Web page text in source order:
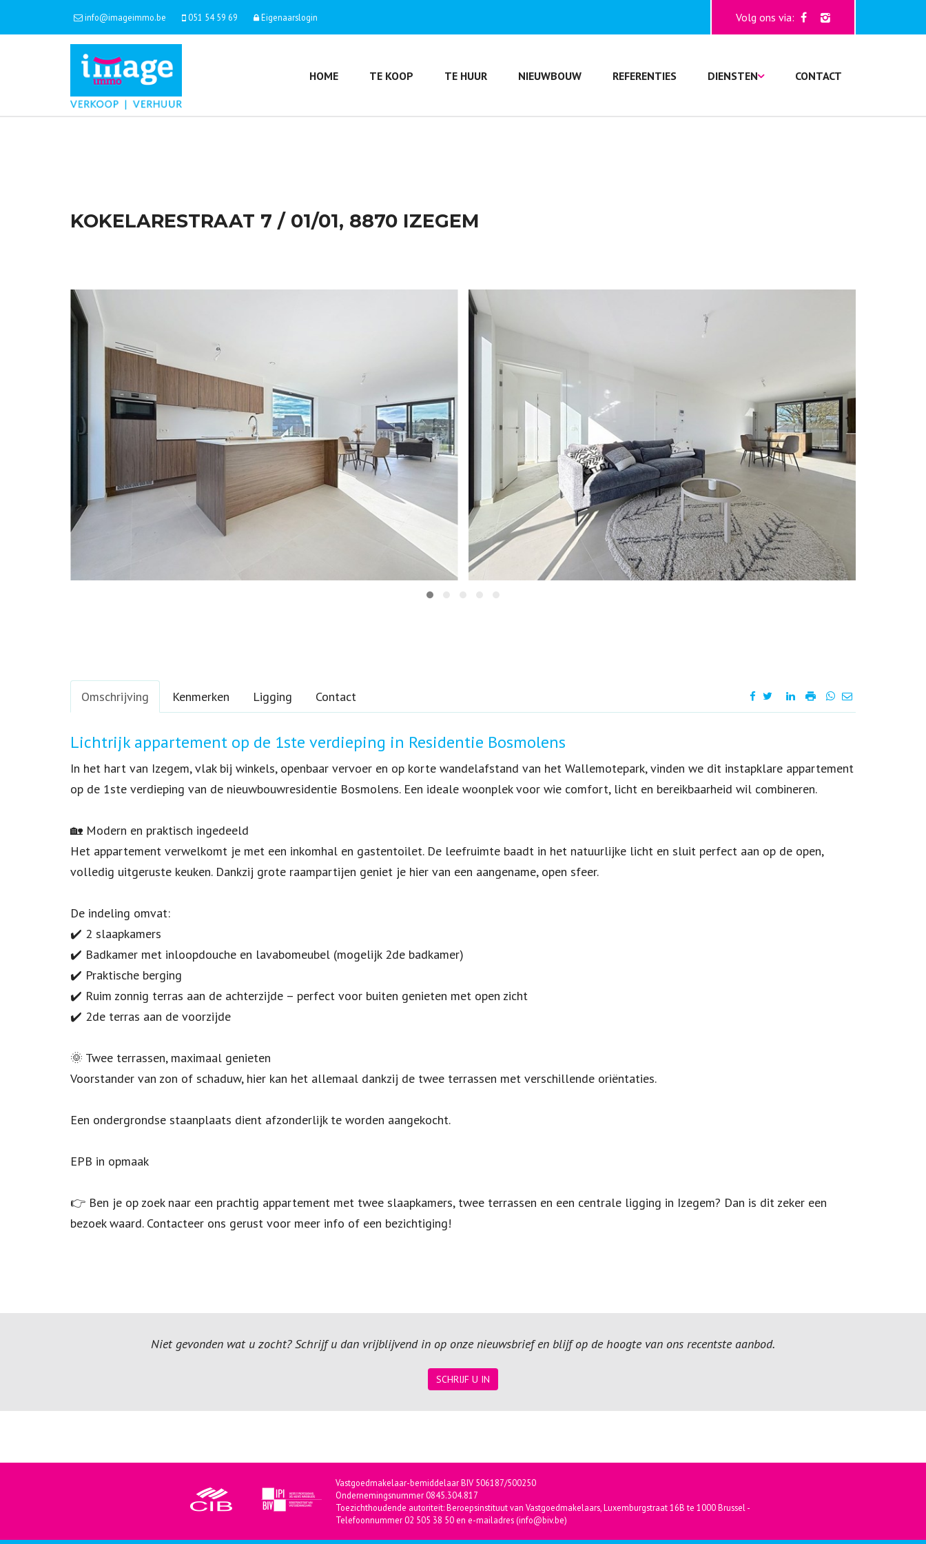
info@imageimmo.be 051 54 59 69 Eigenaarslogin Volg ons via:
HOME TE KOOP TE HUUR NIEUWBOUW REFERENTIES DIENSTEN CONTACT
KOKELARESTRAAT 7 / 01/01, 8870 IZEGEM
Omschrijving Kenmerken Ligging Contact
Omschrijving
Lichtrijk appartement op de 1ste verdieping in Residentie Bosmolens
In het hart van Izegem, vlak bij winkels, openbaar vervoer en op korte wandelafstand van het Wallemotepark, vinden we dit instapklare appartement
op de 1ste verdieping van de nieuwbouwresidentie Bosmolens. Een ideale woonplek voor wie comfort, licht en bereikbaarheid wil combineren.
🏡 Modern en praktisch ingedeeld
Het appartement verwelkomt je met een inkomhal en gastentoilet. De leefruimte baadt in het natuurlijke licht en sluit perfect aan op de open,
volledig uitgeruste keuken. Dankzij grote raampartijen geniet je hier van een aangename, open sfeer.
De indeling omvat:
✔️ 2 slaapkamers
✔️ Badkamer met inloopdouche en lavabomeubel (mogelijk 2de badkamer)
✔️ Praktische berging
✔️ Ruim zonnig terras aan de achterzijde – perfect voor buiten genieten met open zicht
✔️ 2de terras aan de voorzijde
🌞 Twee terrassen, maximaal genieten
Voorstander van zon of schaduw, hier kan het allemaal dankzij de twee terrassen met verschillende oriëntaties.
Een ondergrondse staanplaats dient afzonderlijk te worden aangekocht.
EPB in opmaak
👉 Ben je op zoek naar een prachtig appartement met twee slaapkamers, twee terrassen en een centrale ligging in Izegem? Dan is dit zeker een
bezoek waard. Contacteer ons gerust voor meer info of een bezichtiging!
Niet gevonden wat u zocht? Schrijf u dan vrijblijvend in op onze nieuwsbrief en blijf op de hoogte van ons recentste aanbod.
SCHRIJF U IN
Vastgoedmakelaar-bemiddelaar BIV 506187/500250
Ondernemingsnummer 0845.304.817
Toezichthoudende autoriteit: Beroepsinstituut van Vastgoedmakelaars, Luxemburgstraat 16B te 1000 Brussel -
Telefoonnummer 02 505 38 50 en e-mailadres (info@biv.be)